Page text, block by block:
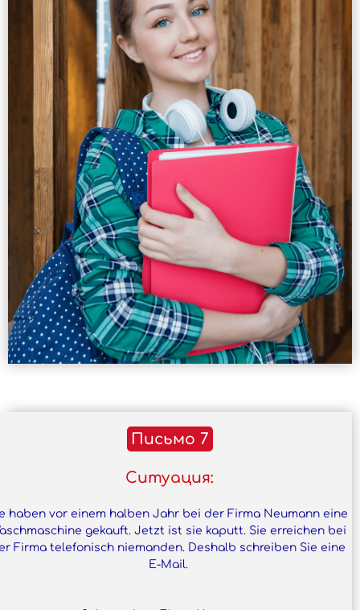
Письмо 7
Ситуация:
haben vor einem halben Jahr bei der Firma Neumann eine
gekauft. Jetzt ist sie kaputt. Sie erreichen bei
Firma telefonisch niemanden. Deshalb schreiben Sie eine
E-Mail.